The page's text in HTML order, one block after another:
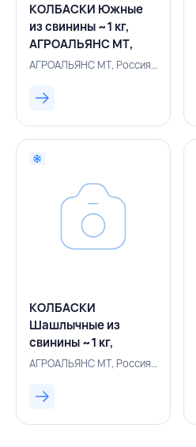
КОЛБАСКИ Южные
из свинины ~1 кг,
АГРОАЛЬЯНС МТ,
РОССИЯ
АГРОАЛЬЯНС МТ, Россия, 500005667
КОЛБАСКИ
Шашлычные из
свинины ~1 кг,
АГРОАЛЬЯНС МТ,
АГРОАЛЬЯНС МТ, Россия, 500005646